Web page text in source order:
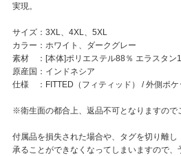
実現。
サイズ：3XL、4XL、5XL
カラー：ホワイト、ダークグレー
素材 ：[本体]ポリエステル88％ エラスタン
原産国：インドネシア
仕様 ：FITTED（フィティッド） / 外側ポケ
※衛生面の都合上、返品不可となりますので
付属品を損失された場合や、タグを切り離
承ることができなくなってしまいますので